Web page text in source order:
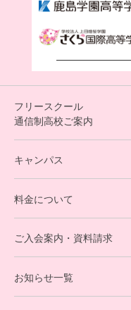
フリースクール
通信制高校ご案内
オンラインコース
eスポーツコース
就労支援コース
キャンパス
料金について
ご入会案内・資料請求
お知らせ一覧